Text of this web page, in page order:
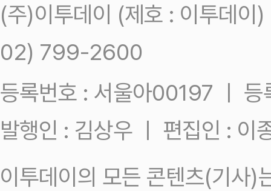
(주)이투데이 (제호 : 이투데
02) 799-2600
등록번호 : 서울아00197 ㅣ
발행인 : 김상우 ㅣ 편집인 : 이
이투데이의 모든 콘텐츠(기사)